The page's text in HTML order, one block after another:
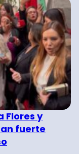
Flores y
fuerte